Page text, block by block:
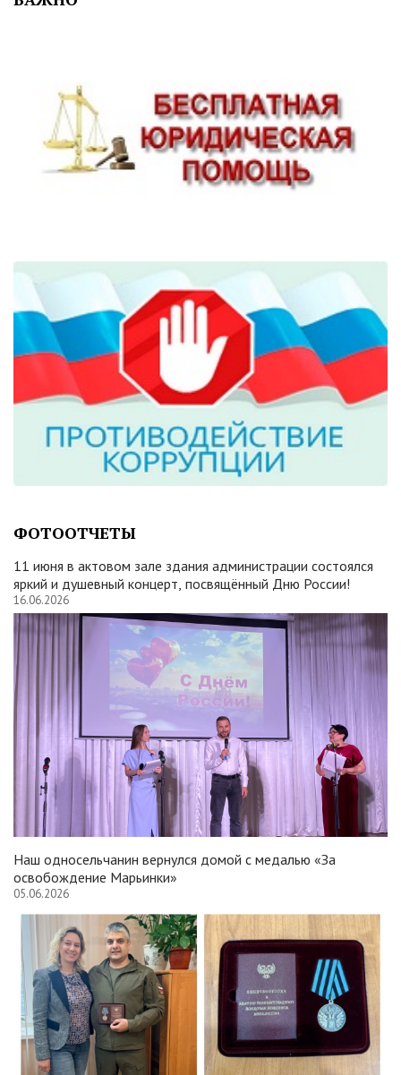
ФОТООТЧЕТЫ
11 июня в актовом зале здания администрации состоялся
яркий и душевный концерт, посвящённый Дню России!
16.06.2026
Наш односельчанин вернулся домой с медалью «За
освобождение Марьинки»
05.06.2026